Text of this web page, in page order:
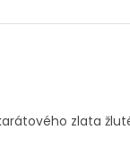
zlata